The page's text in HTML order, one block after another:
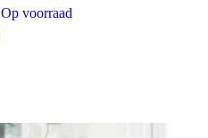
Op voorraad